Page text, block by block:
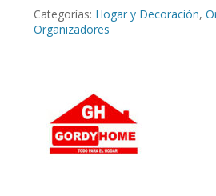
Categorías: Hogar y Decoración,
Organizadores